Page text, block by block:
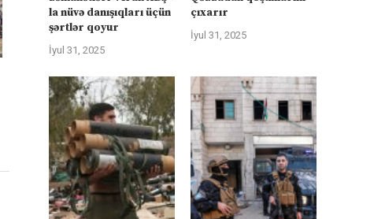
Türkiyə Afrikanın neft və qazına can
atır –...
İyul 4, 2025
Türkiyə Afrikanın neft və
atır –...
İyul 4, 2025
la nüvə danışıqları üçün
şərtlər qoyur
İyul 31, 2025
çıxarır
İyul 31, 2025